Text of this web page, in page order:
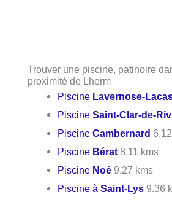
Trouver une piscine, patinoire
proximité de Lherm
Piscine Lavernose-
PiscineSaint-Clar-de-
PiscineCambernard
Piscine Bérat 8.11 kms
Piscine Noé 9.27 kms
Piscine àSaint-Lys 9.36